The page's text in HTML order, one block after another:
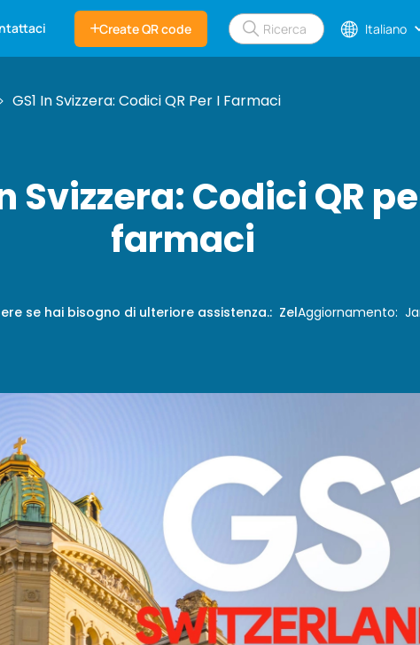
Create QR code Italiano
GS1 In Svizzera: Codici QR Per I Farmaci
Svizzera: Codici QR
farmaci
se hai bisogno di ulteriore assistenza.: ZelAggiornamento: